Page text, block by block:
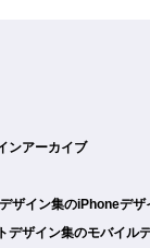
ンアーカイブ
ザイン集のiPhoneデザ
デザイン集のモバイル